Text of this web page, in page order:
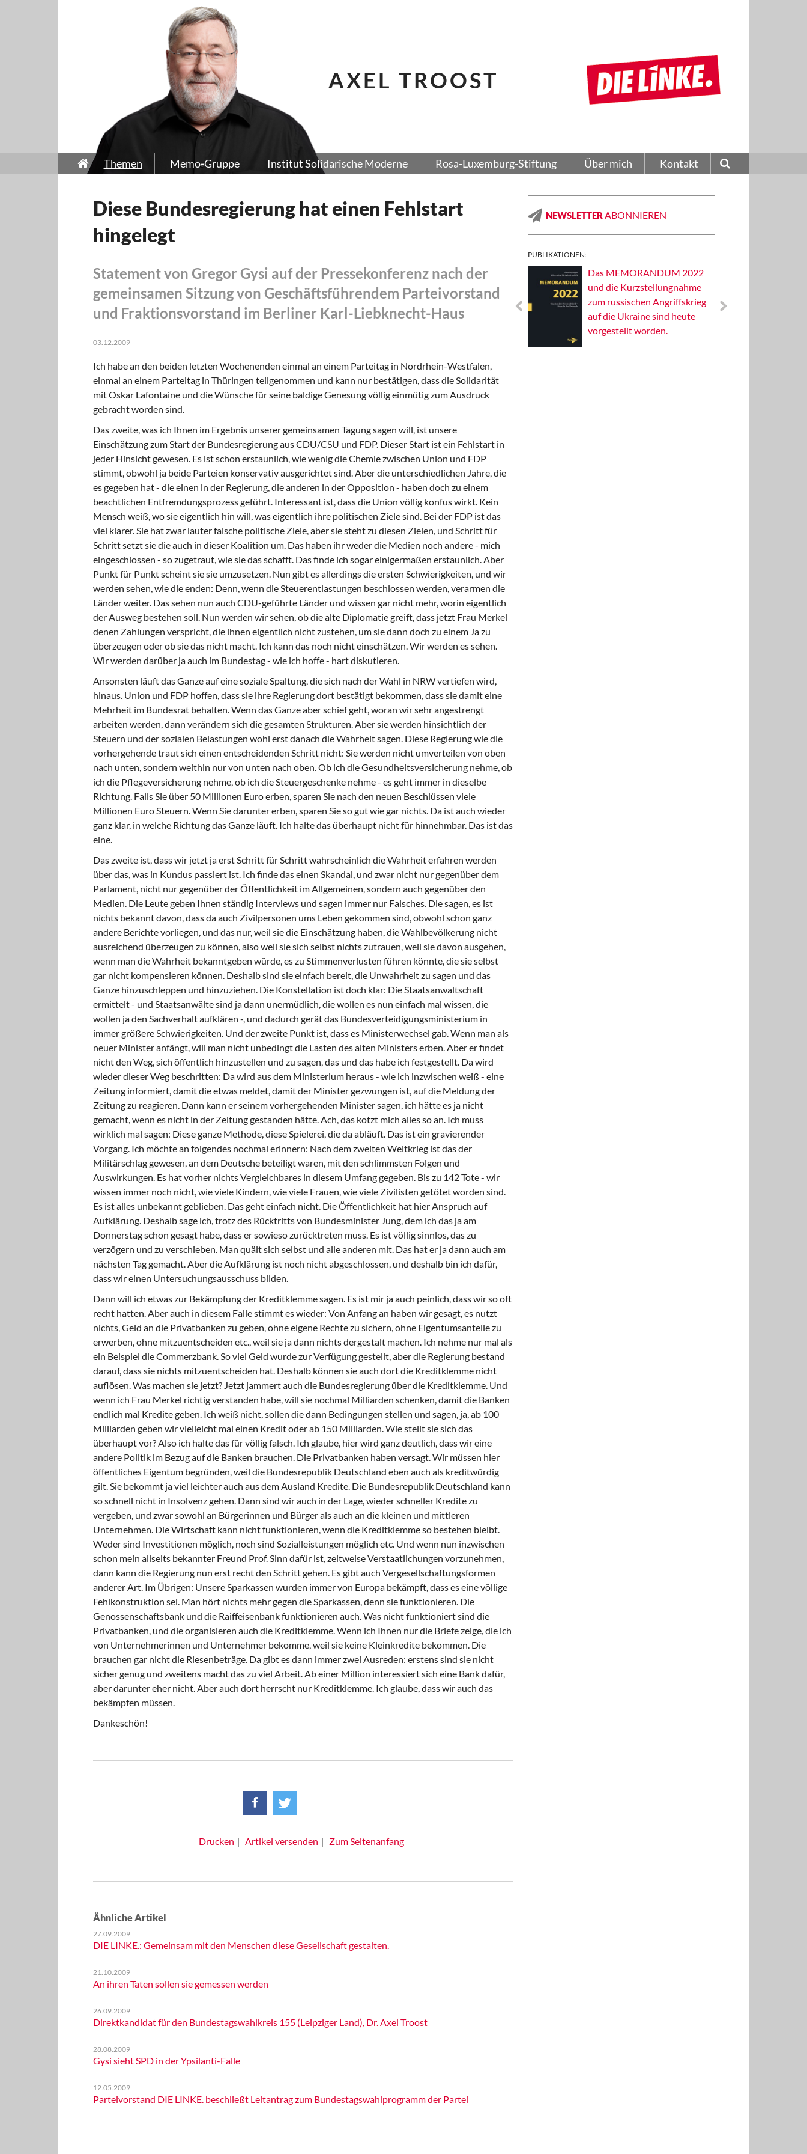
AXEL TROOST
Themen Memo-Gruppe Institut Solidarische Moderne Rosa-Luxemburg-Stiftung Über mich Kontakt
Diese Bundesregierung hat einen Fehlstart
hingelegt
Statement von Gregor Gysi auf der Pressekonferenz nach der
gemeinsamen Sitzung von Geschäftsführendem Parteivorstand
und Fraktionsvorstand im Berliner Karl-Liebknecht-Haus
03.12.2009
Ich habe an den beiden letzten Wochenenden einmal an einem Parteitag in Nordrhein-Westfalen,
einmal an einem Parteitag in Thüringen teilgenommen und kann nur bestätigen, dass die Solidarität
mit Oskar Lafontaine und die Wünsche für seine baldige Genesung völlig einmütig zum Ausdruck
gebracht worden sind.
Das zweite, was ich Ihnen im Ergebnis unserer gemeinsamen Tagung sagen will, ist unsere
Einschätzung zum Start der Bundesregierung aus CDU/CSU und FDP. Dieser Start ist ein Fehlstart in
jeder Hinsicht gewesen. Es ist schon erstaunlich, wie wenig die Chemie zwischen Union und FDP
stimmt, obwohl ja beide Parteien konservativ ausgerichtet sind. Aber die unterschiedlichen Jahre, die
es gegeben hat - die einen in der Regierung, die anderen in der Opposition - haben doch zu einem
beachtlichen Entfremdungsprozess geführt. Interessant ist, dass die Union völlig konfus wirkt. Kein
Mensch weiß, wo sie eigentlich hin will, was eigentlich ihre politischen Ziele sind. Bei der FDP ist das
viel klarer. Sie hat zwar lauter falsche politische Ziele, aber sie steht zu diesen Zielen, und Schritt für
Schritt setzt sie die auch in dieser Koalition um. Das haben ihr weder die Medien noch andere - mich
eingeschlossen - so zugetraut, wie sie das schafft. Das finde ich sogar einigermaßen erstaunlich. Aber
Punkt für Punkt scheint sie sie umzusetzen. Nun gibt es allerdings die ersten Schwierigkeiten, und wir
werden sehen, wie die enden: Denn, wenn die Steuerentlastungen beschlossen werden, verarmen die
Länder weiter. Das sehen nun auch CDU-geführte Länder und wissen gar nicht mehr, worin eigentlich
der Ausweg bestehen soll. Nun werden wir sehen, ob die alte Diplomatie greift, dass jetzt Frau Merkel
denen Zahlungen verspricht, die ihnen eigentlich nicht zustehen, um sie dann doch zu einem Ja zu
überzeugen oder ob sie das nicht macht. Ich kann das noch nicht einschätzen. Wir werden es sehen.
Wir werden darüber ja auch im Bundestag - wie ich hoffe - hart diskutieren.
Ansonsten läuft das Ganze auf eine soziale Spaltung, die sich nach der Wahl in NRW vertiefen wird,
hinaus. Union und FDP hoffen, dass sie ihre Regierung dort bestätigt bekommen, dass sie damit eine
Mehrheit im Bundesrat behalten. Wenn das Ganze aber schief geht, woran wir sehr angestrengt
arbeiten werden, dann verändern sich die gesamten Strukturen. Aber sie werden hinsichtlich der
Steuern und der sozialen Belastungen wohl erst danach die Wahrheit sagen. Diese Regierung wie die
vorhergehende traut sich einen entscheidenden Schritt nicht: Sie werden nicht umverteilen von oben
nach unten, sondern weithin nur von unten nach oben. Ob ich die Gesundheitsversicherung nehme, ob
ich die Pflegeversicherung nehme, ob ich die Steuergeschenke nehme - es geht immer in dieselbe
Richtung. Falls Sie über 50 Millionen Euro erben, sparen Sie nach den neuen Beschlüssen viele
Millionen Euro Steuern. Wenn Sie darunter erben, sparen Sie so gut wie gar nichts. Da ist auch wieder
ganz klar, in welche Richtung das Ganze läuft. Ich halte das überhaupt nicht für hinnehmbar. Das ist das
eine.
Das zweite ist, dass wir jetzt ja erst Schritt für Schritt wahrscheinlich die Wahrheit erfahren werden
über das, was in Kundus passiert ist. Ich finde das einen Skandal, und zwar nicht nur gegenüber dem
Parlament, nicht nur gegenüber der Öffentlichkeit im Allgemeinen, sondern auch gegenüber den
Medien. Die Leute geben Ihnen ständig Interviews und sagen immer nur Falsches. Die sagen, es ist
nichts bekannt davon, dass da auch Zivilpersonen ums Leben gekommen sind, obwohl schon ganz
andere Berichte vorliegen, und das nur, weil sie die Einschätzung haben, die Wahlbevölkerung nicht
ausreichend überzeugen zu können, also weil sie sich selbst nichts zutrauen, weil sie davon ausgehen,
wenn man die Wahrheit bekanntgeben würde, es zu Stimmenverlusten führen könnte, die sie selbst
gar nicht kompensieren können. Deshalb sind sie einfach bereit, die Unwahrheit zu sagen und das
Ganze hinzuschleppen und hinzuziehen. Die Konstellation ist doch klar: Die Staatsanwaltschaft
ermittelt - und Staatsanwälte sind ja dann unermüdlich, die wollen es nun einfach mal wissen, die
wollen ja den Sachverhalt aufklären -, und dadurch gerät das Bundesverteidigungsministerium in
immer größere Schwierigkeiten. Und der zweite Punkt ist, dass es Ministerwechsel gab. Wenn man als
neuer Minister anfängt, will man nicht unbedingt die Lasten des alten Ministers erben. Aber er findet
nicht den Weg, sich öffentlich hinzustellen und zu sagen, das und das habe ich festgestellt. Da wird
wieder dieser Weg beschritten: Da wird aus dem Ministerium heraus - wie ich inzwischen weiß - eine
Zeitung informiert, damit die etwas meldet, damit der Minister gezwungen ist, auf die Meldung der
Zeitung zu reagieren. Dann kann er seinem vorhergehenden Minister sagen, ich hätte es ja nicht
gemacht, wenn es nicht in der Zeitung gestanden hätte. Ach, das kotzt mich alles so an. Ich muss
wirklich mal sagen: Diese ganze Methode, diese Spielerei, die da abläuft. Das ist ein gravierender
Vorgang. Ich möchte an folgendes nochmal erinnern: Nach dem zweiten Weltkrieg ist das der
Militärschlag gewesen, an dem Deutsche beteiligt waren, mit den schlimmsten Folgen und
Auswirkungen. Es hat vorher nichts Vergleichbares in diesem Umfang gegeben. Bis zu 142 Tote - wir
wissen immer noch nicht, wie viele Kindern, wie viele Frauen, wie viele Zivilisten getötet worden sind.
Es ist alles unbekannt geblieben. Das geht einfach nicht. Die Öffentlichkeit hat hier Anspruch auf
Aufklärung. Deshalb sage ich, trotz des Rücktritts von Bundesminister Jung, dem ich das ja am
Donnerstag schon gesagt habe, dass er sowieso zurücktreten muss. Es ist völlig sinnlos, das zu
verzögern und zu verschieben. Man quält sich selbst und alle anderen mit. Das hat er ja dann auch am
nächsten Tag gemacht. Aber die Aufklärung ist noch nicht abgeschlossen, und deshalb bin ich dafür,
dass wir einen Untersuchungsausschuss bilden.
Dann will ich etwas zur Bekämpfung der Kreditklemme sagen. Es ist mir ja auch peinlich, dass wir so oft
recht hatten. Aber auch in diesem Falle stimmt es wieder: Von Anfang an haben wir gesagt, es nutzt
nichts, Geld an die Privatbanken zu geben, ohne eigene Rechte zu sichern, ohne Eigentumsanteile zu
erwerben, ohne mitzuentscheiden etc., weil sie ja dann nichts dergestalt machen. Ich nehme nur mal als
ein Beispiel die Commerzbank. So viel Geld wurde zur Verfügung gestellt, aber die Regierung bestand
darauf, dass sie nichts mitzuentscheiden hat. Deshalb können sie auch dort die Kreditklemme nicht
auflösen. Was machen sie jetzt? Jetzt jammert auch die Bundesregierung über die Kreditklemme. Und
wenn ich Frau Merkel richtig verstanden habe, will sie nochmal Milliarden schenken, damit die Banken
endlich mal Kredite geben. Ich weiß nicht, sollen die dann Bedingungen stellen und sagen, ja, ab 100
Milliarden geben wir vielleicht mal einen Kredit oder ab 150 Milliarden. Wie stellt sie sich das
überhaupt vor? Also ich halte das für völlig falsch. Ich glaube, hier wird ganz deutlich, dass wir eine
andere Politik im Bezug auf die Banken brauchen. Die Privatbanken haben versagt. Wir müssen hier
öffentliches Eigentum begründen, weil die Bundesrepublik Deutschland eben auch als kreditwürdig
gilt. Sie bekommt ja viel leichter auch aus dem Ausland Kredite. Die Bundesrepublik Deutschland kann
so schnell nicht in Insolvenz gehen. Dann sind wir auch in der Lage, wieder schneller Kredite zu
vergeben, und zwar sowohl an Bürgerinnen und Bürger als auch an die kleinen und mittleren
Unternehmen. Die Wirtschaft kann nicht funktionieren, wenn die Kreditklemme so bestehen bleibt.
Weder sind Investitionen möglich, noch sind Sozialleistungen möglich etc. Und wenn nun inzwischen
schon mein allseits bekannter Freund Prof. Sinn dafür ist, zeitweise Verstaatlichungen vorzunehmen,
dann kann die Regierung nun erst recht den Schritt gehen. Es gibt auch Vergesellschaftungsformen
anderer Art. Im Übrigen: Unsere Sparkassen wurden immer von Europa bekämpft, dass es eine völlige
Fehlkonstruktion sei. Man hört nichts mehr gegen die Sparkassen, denn sie funktionieren. Die
Genossenschaftsbank und die Raiffeisenbank funktionieren auch. Was nicht funktioniert sind die
Privatbanken, und die organisieren auch die Kreditklemme. Wenn ich Ihnen nur die Briefe zeige, die ich
von Unternehmerinnen und Unternehmer bekomme, weil sie keine Kleinkredite bekommen. Die
brauchen gar nicht die Riesenbeträge. Da gibt es dann immer zwei Ausreden: erstens sind sie nicht
sicher genug und zweitens macht das zu viel Arbeit. Ab einer Million interessiert sich eine Bank dafür,
aber darunter eher nicht. Aber auch dort herrscht nur Kreditklemme. Ich glaube, dass wir auch das
bekämpfen müssen.
Dankeschön!
Drucken Artikel versenden Zum Seitenanfang
Ähnliche Artikel
27.09.2009
DIE LINKE.: Gemeinsam mit den Menschen diese Gesellschaft gestalten.
21.10.2009
An ihren Taten sollen sie gemessen werden
26.09.2009
Direktkandidat für den Bundestagswahlkreis 155 (Leipziger Land), Dr. Axel Troost
28.08.2009
Gysi sieht SPD in der Ypsilanti-Falle
12.05.2009
Parteivorstand DIE LINKE. beschließt Leitantrag zum Bundestagswahlprogramm der Partei
NEWSLETTER ABONNIEREN
PUBLIKATIONEN:
Solidarisches EUropa -
Mosaiklinke Perspektiven
Das MEMORANDUM 2022
und die Kurzstellungnahme
zum russischen Angriffskrieg
auf die Ukraine sind heute
vorgestellt worden.